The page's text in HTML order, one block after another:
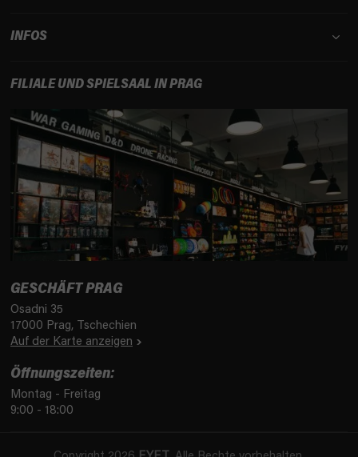
INFOS
FILIALE UND SPIELSAAL IN PRAG
GESCHÄFT PRAG
Osadni 35
17000 Prag, Tschechien
Auf der Karte anzeigen
Öffnungszeiten:
Montag - Freitag
9:00 - 18:00